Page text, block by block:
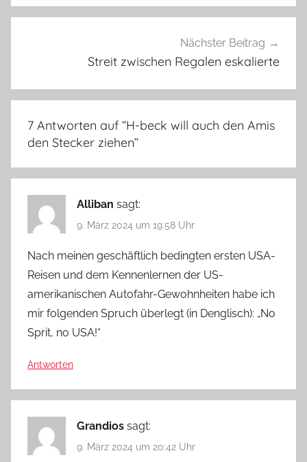
Nächster Beitrag
Streit zwischen Regalen eskalierte
7 Antworten auf “H-beck will auch den Amis
den Stecker ziehen”
Alliban sagt:
9. März 2024 um 19:58 Uhr
Nach meinen geschäftlich bedingten ersten USA-
Reisen und dem Kennenlernen der US-
amerikanischen Autofahr-Gewohnheiten habe ich
mir folgenden Spruch überlegt (in Denglisch): „No
Sprit, no USA!“
Antworten
Grandios sagt:
9. März 2024 um 20:42 Uhr